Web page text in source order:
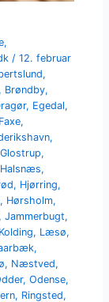
,
/12. februar
,
, Brøndby,
, Egedal,
Faxe,
,
Glostrup,
Halsnæs,
, Hjørring,
, Hørsholm,
,Jammerbugt,
Kolding, Læsø,
,
, Næstved,
,Odense,
, Ringsted,